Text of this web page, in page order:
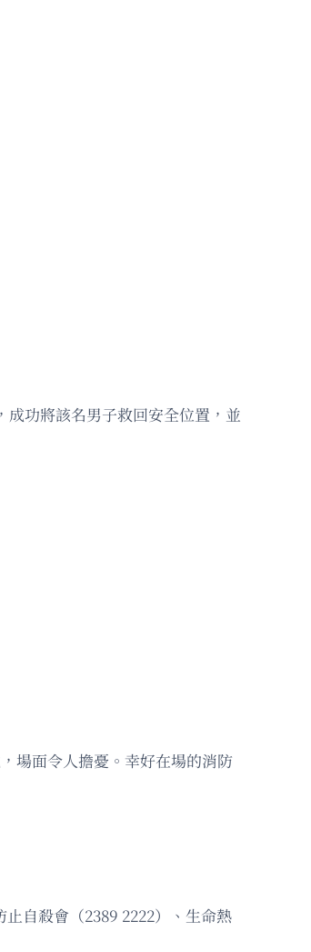
功將該名男子救回安全位置，並
場面令人擔憂。幸好在場的消防
自殺會（2389 2222）、生命熱